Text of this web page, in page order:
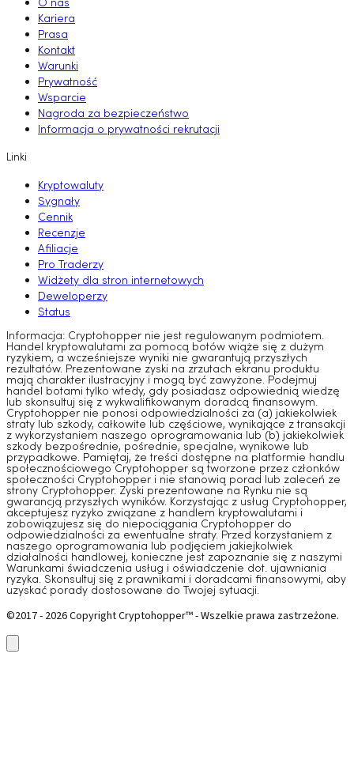
O nas
Kariera
Prasa
Kontakt
Warunki
Prywatność
Wsparcie
Nagroda za bezpieczeństwo
Informacja o prywatności rekrutacji
Linki
Kryptowaluty
Sygnały
Cennik
Recenzje
Afiliacje
Pro Traderzy
Widżety dla stron internetowych
Deweloperzy
Status
Informacja: Cryptohopper nie jest regulowanym podmiotem.
Handel kryptowalutami za pomocą botów wiąże się z dużym
ryzykiem, a wcześniejsze wyniki nie gwarantują przyszłych
rezultatów. Prezentowane zyski na zrzutach ekranu produktu
mają charakter ilustracyjny i mogą być zawyżone. Podejmuj
handel botami tylko wtedy, gdy posiadasz odpowiednią wiedzę
lub skonsultuj się z wykwalifikowanym doradcą finansowym.
Cryptohopper nie ponosi odpowiedzialności za (a) jakiekolwiek
straty lub szkody, całkowite lub częściowe, wynikające z transakcji
z wykorzystaniem naszego oprogramowania lub (b) jakiekolwiek
szkody bezpośrednie, pośrednie, specjalne, wynikowe lub
przypadkowe. Pamiętaj, że treści dostępne na platformie handlu
społecznościowego Cryptohopper są tworzone przez członków
społeczności Cryptohopper i nie stanowią porad lub zaleceń ze
strony Cryptohopper. Zyski prezentowane na Rynku nie są
gwarancją przyszłych wyników. Korzystając z usług Cryptohopper,
akceptujesz ryzyko związane z handlem kryptowalutami i
zobowiązujesz się do niepociągania Cryptohopper do
odpowiedzialności za ewentualne straty. Przed korzystaniem z
naszego oprogramowania lub podjęciem jakiejkolwiek
działalności handlowej, konieczne jest zapoznanie się z naszymi
Warunkami świadczenia usług i oświadczenie dot. ujawniania
ryzyka. Skonsultuj się z prawnikami i doradcami finansowymi, aby
uzyskać porady dostosowane do Twojej sytuacji.
©2017 - 2026 Copyright Cryptohopper™ - Wszelkie prawa zastrzeżone.